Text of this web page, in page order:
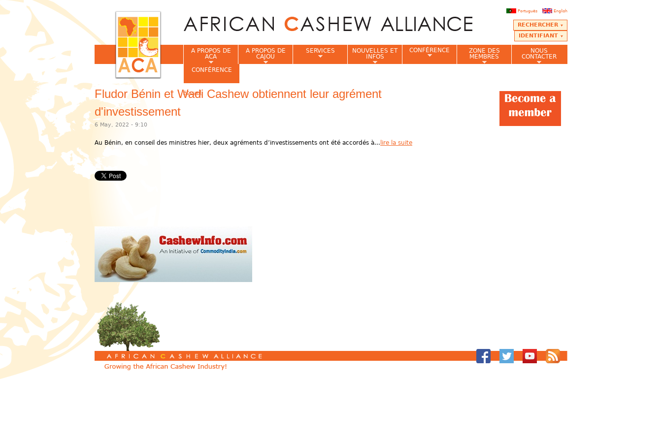
English
Português
RECHERCHER
IDENTIFIANT
Fludor Bénin et Wadi Cashew obtiennent leur agrément
d'investissement
6 May, 2022 - 9:10
Au Bénin, en conseil des ministres hier, deux agréments d’investissements ont été accordés à... lire la suite
A PROPOS DE
ACA
A PROPOS DE
CAJOU
SERVICES
NOUVELLES ET
INFOS
CONFÉRENCE
ZONE DES
MEMBRES
NOUS
CONTACTER
CONFÉRENCE
Vous êtes ici
Accueil